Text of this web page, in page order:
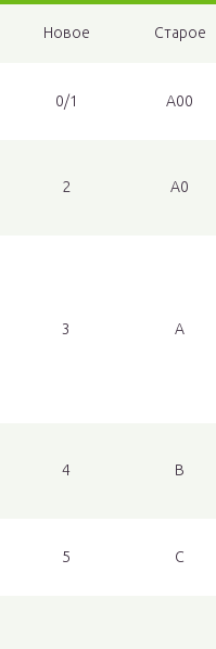
Новое Старое
0/1 A00
2 A0
3 A
4 B
5 C